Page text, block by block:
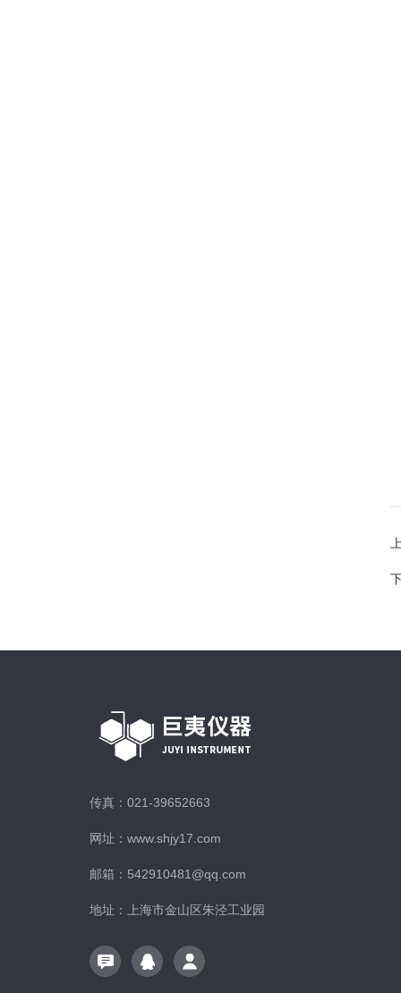
传真：021-39652663
网址：www.shjy17.com
邮箱：542910481@qq.com
地址：上海市金山区朱泾工业园